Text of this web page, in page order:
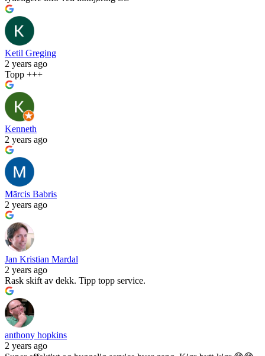
Ketil Greging
2 years ago
Topp +++
Kenneth
2 years ago
Mārcis Babris
2 years ago
Jan Kristian Mardal
2 years ago
Rask skift av dekk. Tipp topp service.
anthony hopkins
2 years ago